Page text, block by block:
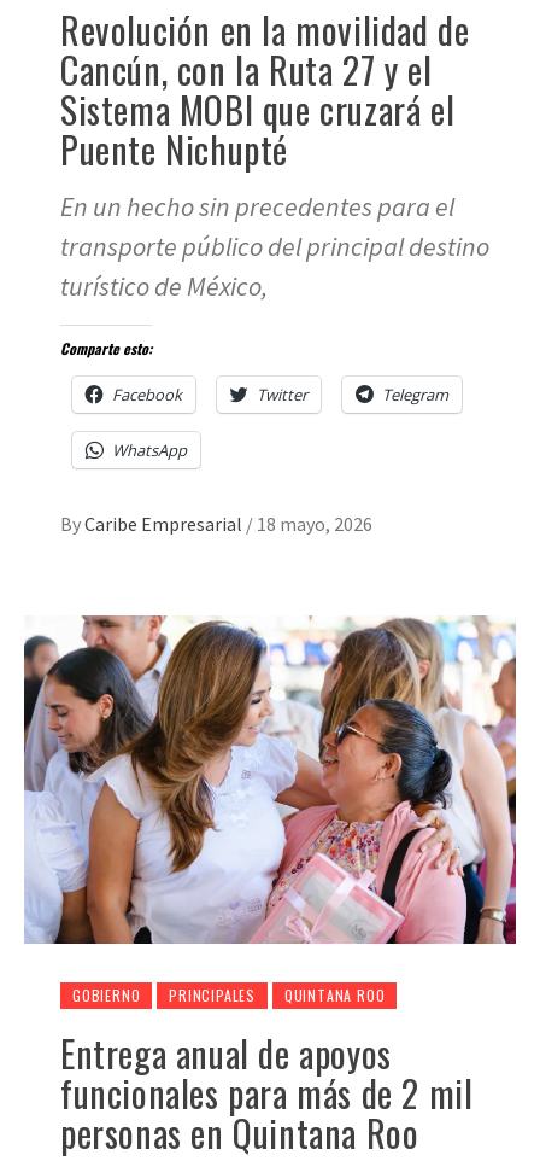
Revolución en la movilidad de
Cancún, con la Ruta 27 y el
Sistema MOBI que cruzará el
Puente Nichupté
En un hecho sin precedentes para el
transporte público del principal destino
turístico de México,
Comparte esto:
Facebook Twitter Telegram
WhatsApp
ByCaribe Empresarial / 18 mayo, 2026
GOBIERNO PRINCIPALES QUINTANA ROO
Entrega anual de apoyos
funcionales para más de 2 mil
personas en Quintana Roo